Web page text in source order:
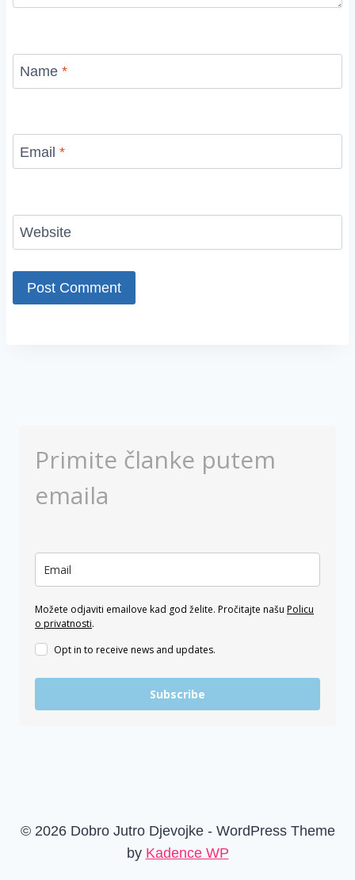
Name *
Email *
Website
Primite članke putem
emaila
Možete odjaviti emailove kad god želite. Pročitajte našu Policu
o privatnosti.
Opt in to receive news and updates.
Subscribe
© 2026 Dobro Jutro Djevojke - WordPress Theme
by Kadence WP